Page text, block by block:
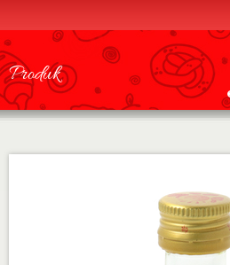
Produk